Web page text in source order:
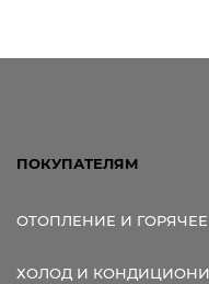
ПОКУПАТЕЛЯМ
ОТОПЛЕНИЕ И
ХОЛОД И